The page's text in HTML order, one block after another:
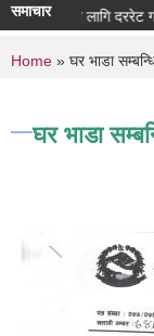
समाचार
प्रयोजनका लागि दररेट
You are
Home » घर भाडा
घर भाडा